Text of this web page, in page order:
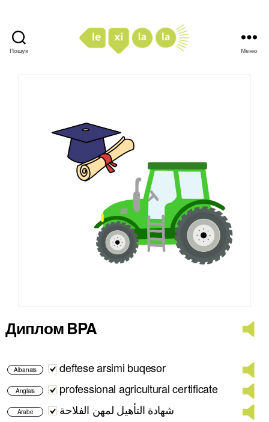
Пошук Меню
Диплом BPA
Albanais deftese arsimi buqesor
Anglais professional agricultural certificate
Arabe شهادة التأهيل لمهن الفلاحة